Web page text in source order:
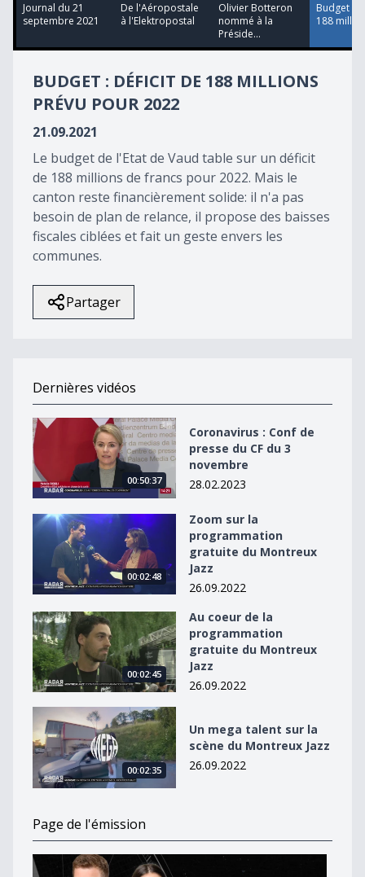
14
minutes,
seconds
Journal du 21
septembre 2021
De l'Aéropostale
à l'Elektropostal
Olivier Botteron
nommé à la
Préside...
Budget :
188
BUDGET : DÉFICIT DE 188 MILLIONS
PRÉVU POUR 2022
21.09.2021
Le budget de l'Etat de Vaud table sur un déficit
de 188 millions de francs pour 2022. Mais le
canton reste financièrement solide: il n'a pas
besoin de plan de relance, il propose des baisses
fiscales ciblées et fait un geste envers les
communes.
Partager
Dernières vidéos
Coronavirus : Conf de presse du CF du 3 novembre
00:50:37
Coronavirus : Conf de
presse du CF du 3
novembre
28.02.2023
Zoom sur la programmation gratuite du Montreux
00:02:48
Zoom sur la
programmation
gratuite du Montreux
Jazz
26.09.2022
Au coeur de la programmation gratuite du Montreux
00:02:45
Au coeur de la
programmation
gratuite du Montreux
Jazz
26.09.2022
Un mega talent sur la scène du Montreux Jazz
00:02:35
Un mega talent sur la
scène du Montreux Jazz
26.09.2022
Page de l'émission